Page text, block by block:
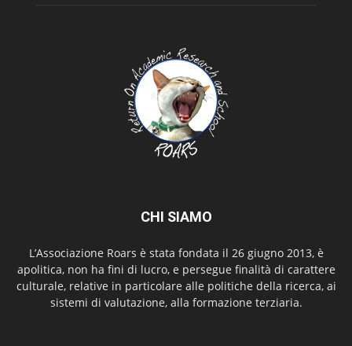
CHI SIAMO
L’Associazione Roars è stata fondata il 26 giugno 2013, è
apolitica, non ha fini di lucro, e persegue finalità di carattere
culturale, relative in particolare alle politiche della ricerca, ai
sistemi di valutazione, alla formazione terziaria.